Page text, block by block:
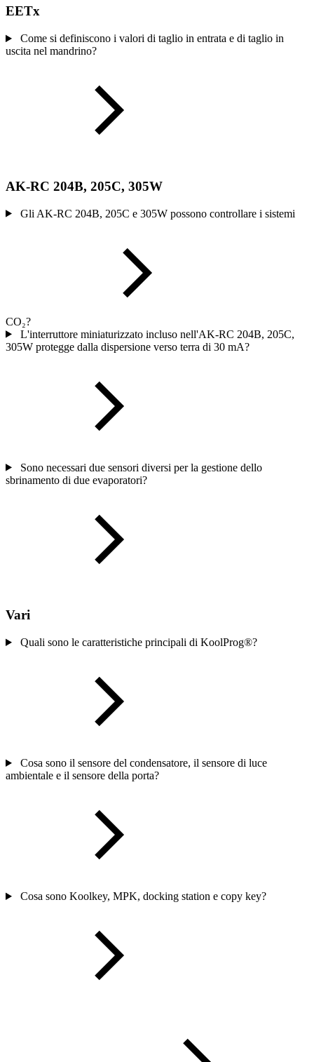
EETx
Come si definiscono i valori di taglio in entrata e di taglio in
uscita nel mandrino?
AK-RC 204B, 205C, 305W
Gli AK-RC 204B, 205C e 305W possono controllare i sistemi
CO₂?
L'interruttore miniaturizzato incluso nell'AK-RC 204B, 205C,
305W protegge dalla dispersione verso terra di 30 mA?
Sono necessari due sensori diversi per la gestione dello
sbrinamento di due evaporatori?
Vari
Quali sono le caratteristiche principali di KoolProg®?
Cosa sono il sensore del condensatore, il sensore di luce
ambientale e il sensore della porta?
Cosa sono Koolkey, MPK, docking station e copy key?